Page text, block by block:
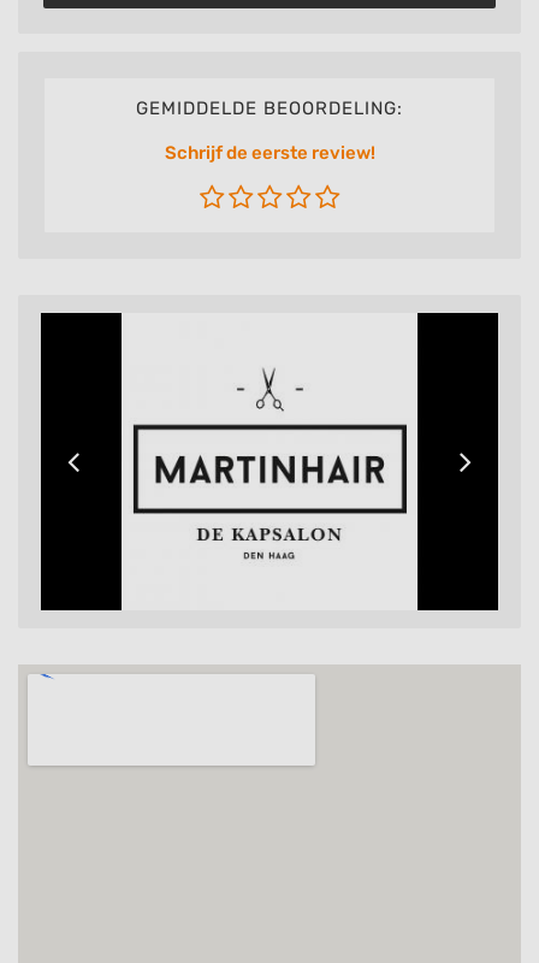
GEMIDDELDE BEOORDELING:
Schrijf de eerste review!